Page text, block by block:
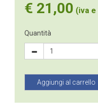
€ 21,00 (iva
Quantità
Aggiungi al carrello